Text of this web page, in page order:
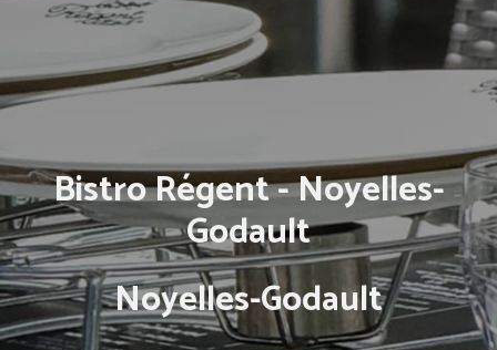
Bistro Régent - Noyelles-
Godault
Noyelles-Godault